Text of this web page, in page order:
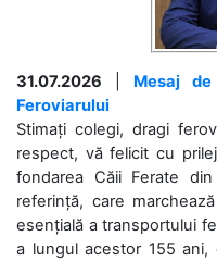
31.07.2026
Mesaj
Feroviarului
Stimați colegi, dragi
respect, vă felicit cu
fondarea Căii Ferate
referință, care
esențială a transportului
a lungul acestor 155